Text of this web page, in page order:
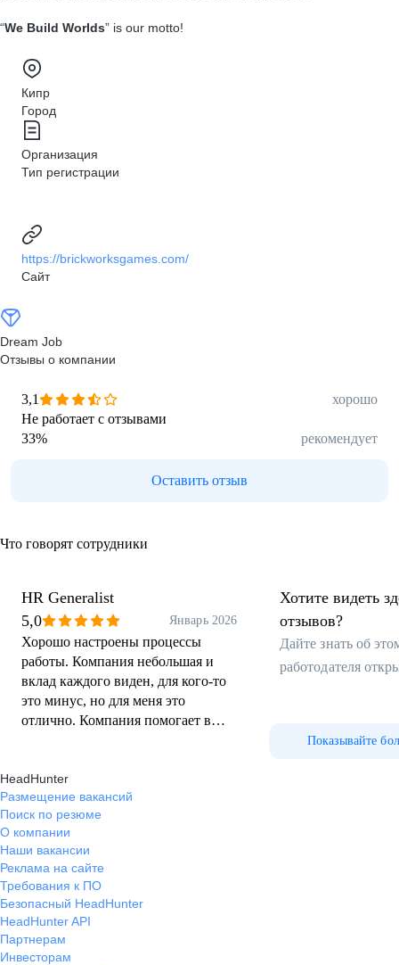
“We Build Worlds” is our motto!
Кипр
Город
Организация
Тип регистрации
https://brickworksgames.com/
Сайт
Dream Job
Отзывы о компании
3,1
хорошо
Не работает с отзывами
33% рекомендует
Оставить отзыв
Что говорят сотрудники
HR Generalist
5,0
Январь 2026
Хорошо настроены процессы
работы. Компания небольшая и
вклад каждого виден, для кого-то
это минус, но для меня это
отлично. Компания помогает в
рынке
Хотите видеть
отзывов?
Дайте знать об
работодателя
Показывайте
HeadHunter
Размещение вакансий
Поиск по резюме
О компании
Наши вакансии
Реклама на сайте
Требования к ПО
Безопасный HeadHunter
HeadHunter API
Партнерам
Инвесторам